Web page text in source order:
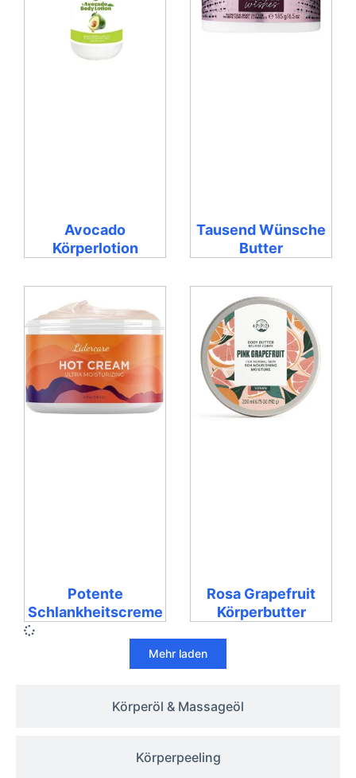
Körperöl & Massageöl
Körperpeeling
Avocado
Körperlotion
Tausend Wünsche
Butter
Potente
Schlankheitscreme
Rosa Grapefruit
Körperbutter
Mehr laden